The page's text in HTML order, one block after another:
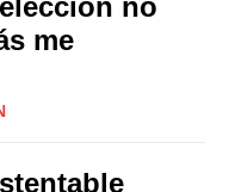
no
me